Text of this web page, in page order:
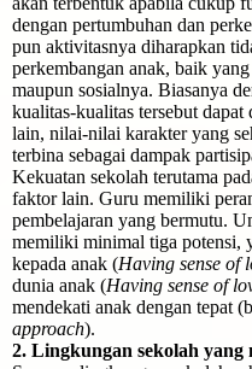
dengan pertumbuhan dan
pun aktivitasnya diharapkan
perkembangan anak, baik
maupun sosialnya. Biasanya
kualitas-kualitas tersebut
lain, nilai-nilai karakter yang
terbina sebagai dampak
Kekuatan sekolah terutama
faktor lain. Guru memiliki
pembelajaran yang bermutu.
memiliki minimal tiga potensi,
kepada anak (Having sense of
dunia anak (Having sense of
mendekati anak dengan tepat
approach).
2. Lingkungan sekolah yang